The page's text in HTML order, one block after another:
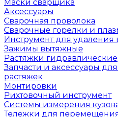
Маски сварщика
Аксессуары
Сварочная проволока
Сварочные горелки и
Инструмент для удаления
Зажимы вытяжные
Растяжки гидравлические
Запчасти и аксессуары
растяжек
Монтировки
Рихтовочный инструмент
Системы измерения
Тележки для